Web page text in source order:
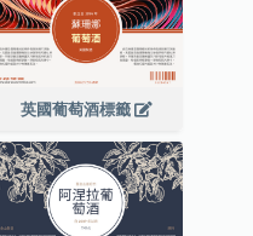
英國葡萄酒標籤